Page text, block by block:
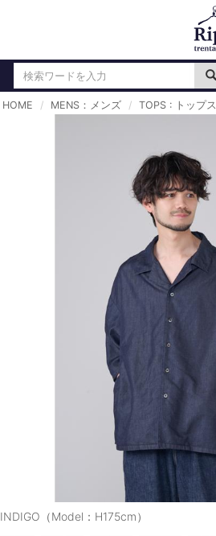
HOME MENS：メンズ TOPS : トップス
INDIGO（Model：H175cm）